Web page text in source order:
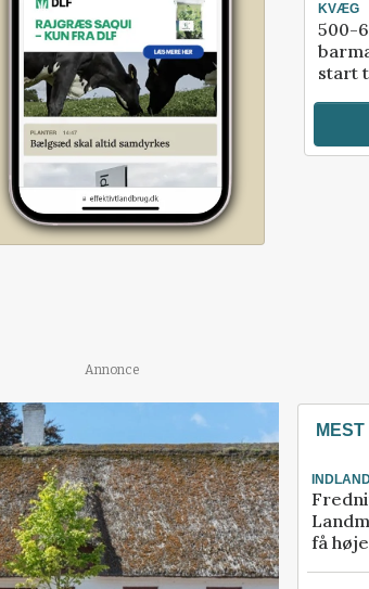
KVÆG
500-
start
Annonce
få